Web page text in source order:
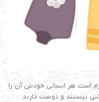
است هر انسانی خودش آن را
نیستند و دوست دارند